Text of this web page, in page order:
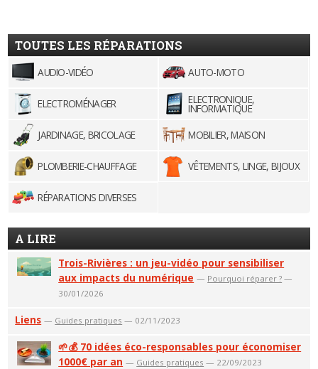
TOUTES LES RÉPARATIONS
AUDIO-VIDÉO AUTO-MOTO
ELECTROMÉNAGER ELECTRONIQUE,
INFORMATIQUE
JARDINAGE, BRICOLAGE
MOBILIER, MAISON
PLOMBERIE-CHAUFFAGE VÊTEMENTS, LINGE, BIJOUX
RÉPARATIONS DIVERSES
A LIRE
Trois-Rivières : un jeu-vidéo pour sensibiliser
aux impacts du numérique — Pourquoi réparer ? —
30/01/2026
Liens — Guides pratiques — 02/11/2023
🌱💰 70 idées éco-responsables pour économiser
1000€ par an — Guides pratiques — 22/09/2023